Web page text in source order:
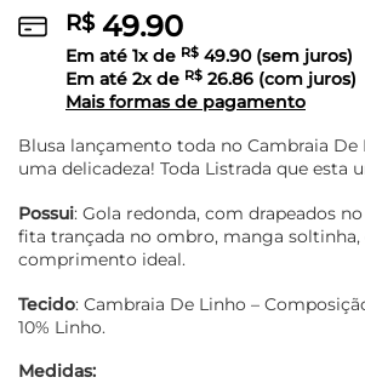
R$49.90
Em até 1x de R$ 49.90(sem juros)
Em até 2x de R$ 26.86 (com juros)
Mais formas de pagamento
Blusa lançamento toda no Cambraia De
uma delicadeza! Toda Listrada que esta
Possui: Gola redonda, com drapeados
fita trançada no ombro, manga soltinha,
comprimento ideal.
Tecido: Cambraia De Linho –
10% Linho.
Medidas: